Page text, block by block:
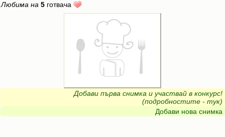
Любима на 5 готвача
Добави първа снимка и участвай в конкурс!
(подробностите - тук)
Добави нова снимка